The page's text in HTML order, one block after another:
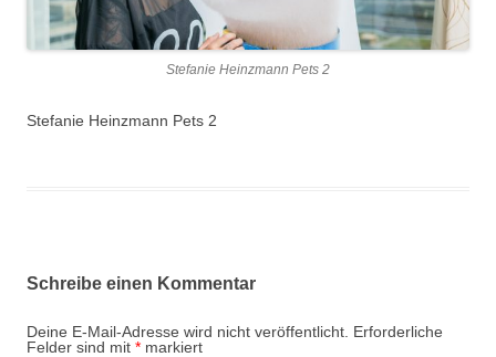
Stefanie Heinzmann Pets 2
Stefanie Heinzmann Pets 2
Schreibe einen Kommentar
Deine E-Mail-Adresse wird nicht veröffentlicht. Erforderliche
Felder sind mit * markiert